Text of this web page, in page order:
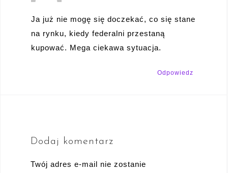
Ja już nie mogę się doczekać, co się stane
na rynku, kiedy federalni przestaną
kupować. Mega ciekawa sytuacja.
Odpowiedz
Dodaj komentarz
Twój adres e-mail nie zostanie